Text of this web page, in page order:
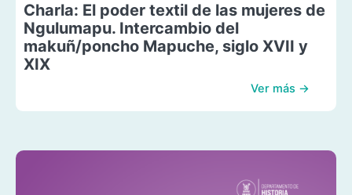
Charla: El poder textil de las mujeres de
Ngulumapu. Intercambio del
makuñ/poncho Mapuche, siglo XVII y
XIX
Ver más →